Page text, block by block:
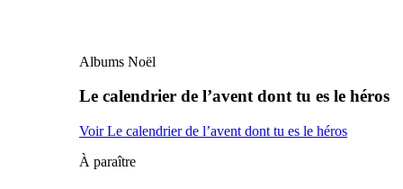
Albums Noël
Le calendrier de l’avent dont tu es le héros
Voir Le calendrier de l’avent dont tu es le héros
À paraître